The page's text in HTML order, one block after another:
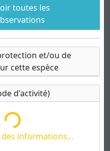
toutes les
et/ou de
cette espèce
d'activité)
informations...